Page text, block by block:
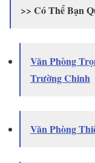
>> Có Thể Bạn
Văn Phòng
Trường Chinh
Văn Phòng